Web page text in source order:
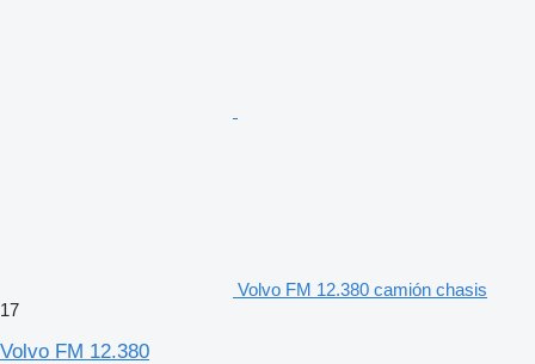
Volvo FM 12.380 camión chasis
17
Volvo FM 12.380